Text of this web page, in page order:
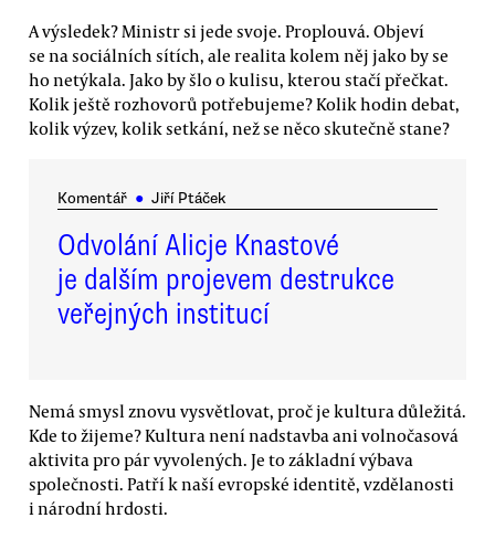
A výsledek? Ministr si jede svoje. Proplouvá. Objeví
se na sociálních sítích, ale realita kolem něj jako by se
ho netýkala. Jako by šlo o kulisu, kterou stačí přečkat.
Kolik ještě rozhovorů potřebujeme? Kolik hodin debat,
kolik výzev, kolik setkání, než se něco skutečně stane?
Komentář ● Jiří Ptáček
Odvolání Alicje Knastové
je dalším projevem destrukce
veřejných institucí
Nemá smysl znovu vysvětlovat, proč je kultura důležitá.
Kde to žijeme? Kultura není nadstavba ani volnočasová
aktivita pro pár vyvolených. Je to základní výbava
společnosti. Patří k naší evropské identitě, vzdělanosti
i národní hrdosti.